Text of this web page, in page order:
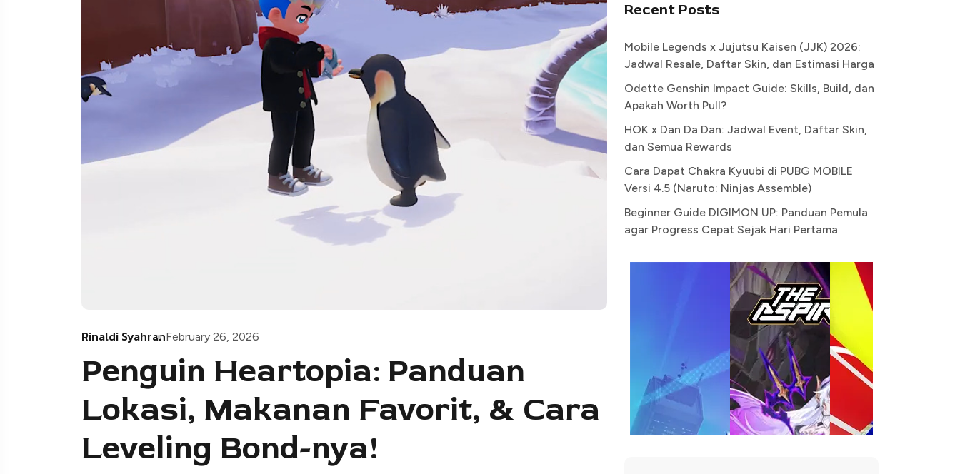
Rinaldi SyahranFebruary 26, 2026
Penguin Heartopia: Panduan
Lokasi, Makanan Favorit, & Cara
Leveling Bond-nya!
Recent Posts
Mobile Legends x Jujutsu Kaisen (JJK) 2026:
Jadwal Resale, Daftar Skin, dan Estimasi Harga
Odette Genshin Impact Guide: Skills, Build, dan
Apakah Worth Pull?
HOK x Dan Da Dan: Jadwal Event, Daftar Skin,
dan Semua Rewards
Cara Dapat Chakra Kyuubi di PUBG MOBILE
Versi 4.5 (Naruto: Ninjas Assemble)
Beginner Guide DIGIMON UP: Panduan Pemula
agar Progress Cepat Sejak Hari Pertama